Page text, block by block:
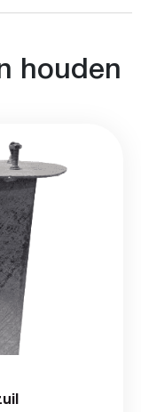
houden